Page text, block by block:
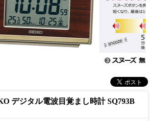
デジタル電波目覚まし時計 SQ793B